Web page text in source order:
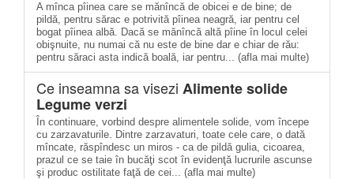
A mînca pîinea care se mănîncă de obicei e de bine; de
pildă, pentru sărac e potrivită pîinea neagră, iar pentru cel
bogat pîinea albă. Dacă se mănîncă altă pîine în locul celei
obişnuite, nu numai că nu este de bine dar e chiar de rău:
pentru săraci asta indică boală, iar pentru... (afla mai multe)
Ce inseamna sa visezi Alimente solide
Legume verzi
În continuare, vorbind despre alimentele solide, vom începe
cu zarzavaturile. Dintre zarzavaturi, toate cele care, o dată
mîncate, răspîndesc un miros - ca de pildă gulia, cicoarea,
prazul ce se taie în bucăţi ­scot în evidenţă lucrurile ascunse
şi produc ostilitate faţă de cei... (afla mai multe)